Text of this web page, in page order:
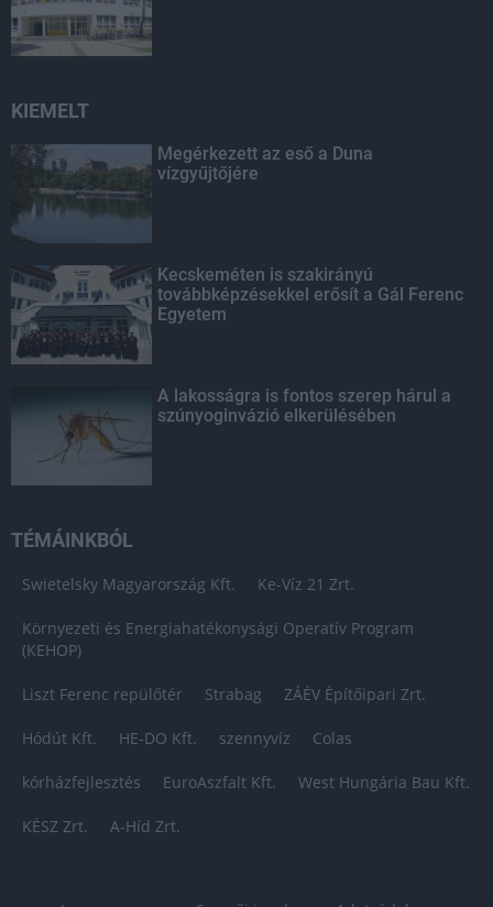
KIEMELT
Megérkezett az eső a Duna
vízgyűjtőjére
Kecskeméten is szakirányú
továbbképzésekkel erősít a Gál Ferenc
Egyetem
A lakosságra is fontos szerep hárul a
szúnyoginvázió elkerülésében
TÉMÁINKBÓL
Swietelsky Magyarország Kft. Ke-Víz 21 Zrt.
Környezeti és Energiahatékonysági Operatív Program
(KEHOP)
Liszt Ferenc repülőtér Strabag ZÁÉV Építőipari Zrt.
Hódút Kft. HE-DO Kft. szennyvíz Colas
kórházfejlesztés EuroAszfalt Kft. West Hungária Bau Kft.
KÉSZ Zrt. A-Híd Zrt.